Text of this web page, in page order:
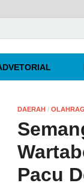
DAERAH /
Pacu